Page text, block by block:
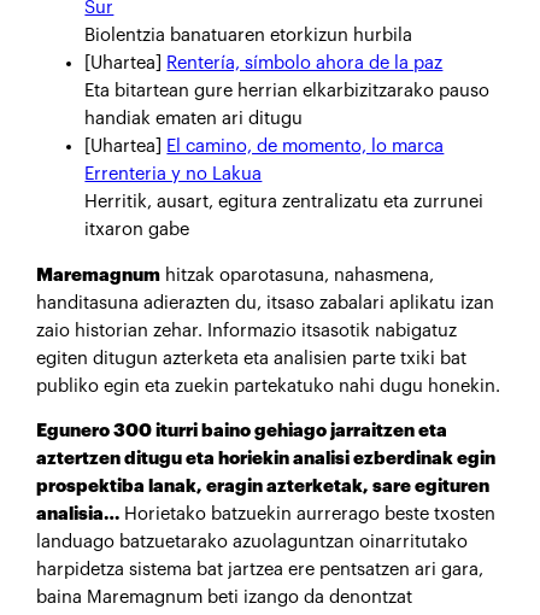
Sur
Biolentzia banatuaren etorkizun hurbila
[Uhartea]
Rentería, símbolo ahora de la paz
Eta bitartean gure herrian elkarbizitzarako pauso
handiak ematen ari ditugu
[Uhartea]
El camino, de momento, lo marca
Errenteria y no Lakua
Herritik, ausart, egitura zentralizatu eta zurrunei
itxaron gabe
Maremagnum hitzak oparotasuna, nahasmena,
handitasuna adierazten du, itsaso zabalari aplikatu izan
zaio historian zehar. Informazio itsasotik nabigatuz
egiten ditugun azterketa eta analisien parte txiki bat
publiko egin eta zuekin partekatuko nahi dugu honekin.
Egunero 300 iturri baino gehiago jarraitzen eta
aztertzen ditugu eta horiekin analisi ezberdinak egin
prospektiba lanak, eragin azterketak, sare egituren
analisia… Horietako batzuekin aurrerago beste txosten
landuago batzuetarako azuolaguntzan oinarritutako
harpidetza sistema bat jartzea ere pentsatzen ari gara,
baina Maremagnum beti izango da denontzat